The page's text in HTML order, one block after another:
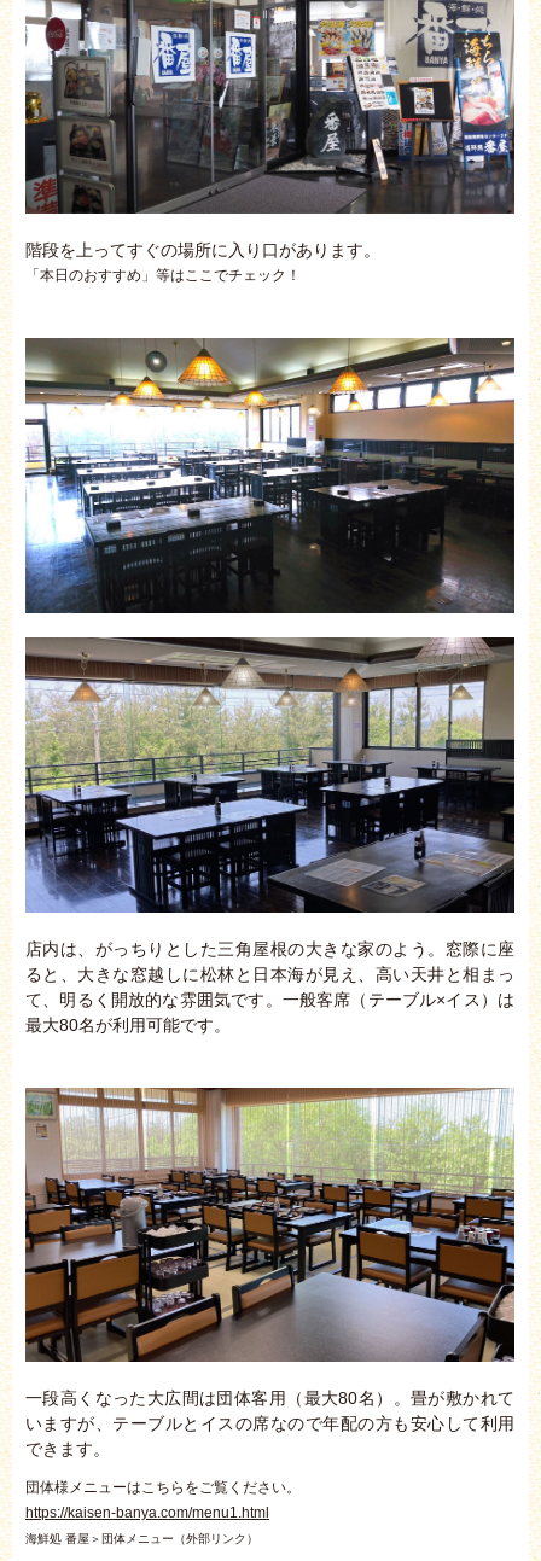
階段を上ってすぐの場所に入り口があります。
「本日のおすすめ」等はここでチェック！
店内は、がっちりとした三角屋根の大きな家のよう。窓際に座
ると、大きな窓越しに松林と日本海が見え、高い天井と相まっ
て、明るく開放的な雰囲気です。一般客席（テーブル×イス）は
最大80名が利用可能です。
一段高くなった大広間は団体客用（最大80名）。畳が敷かれて
いますが、テーブルとイスの席なので年配の方も安心して利用
できます。
団体様メニューはこちらをご覧ください。
https://kaisen-banya.com/menu1.html
海鮮処 番屋＞団体メニュー（外部リンク）